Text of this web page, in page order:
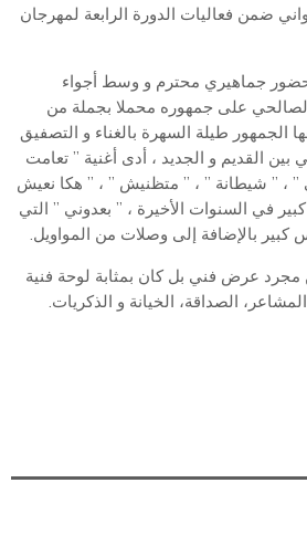
ضمن فعاليات الدورة الرابعة لمهرجان
جماهيري محترم و وسط أجواء
على جمهوره محملا بجملة من
الجمهور طيلة السهرة بالغناء و التصفيق
بين القديم و الجديد ، أدى أغنية ” تعامت
، ” شيطانة ” ، ” متظنيش ” ، ” هكا نعيش
في السنوات الأخيرة ، ” بعدوني ” التي
كبير بالإضافة إلى وصلات من المواويل.
عرض فني بل كان بمثابة لوحة فنية
الصداقة، الخيانة و الذكريات.